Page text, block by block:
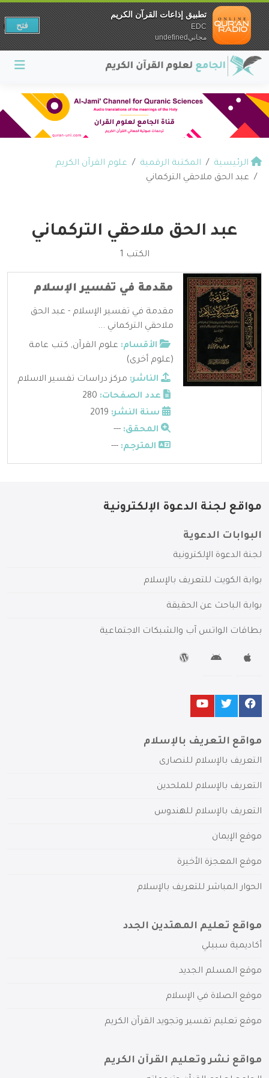
الرئيسية المكتبة الرقمية
علوم القرآن الكريم
عبد الحق ملاحقي التركماني
عبد الحق ملاحقي التركماني
الكتب 1
مقدمة في تفسير الإسلام
مقدمة في تفسير الإسلام - عبد الحق
ملاحقي التركماني ...
الأقسام: علوم القرآن, كتب عامة
(علوم أخرى)
الناشر: مركز دراسات تفسير الاسلام
عدد الصفحات:
سنة النشر:
المحقق: ---
المترجم: ---
مواقع لجنة الدعوة الإلكترونية
البوابات الدعوية
لجنة الدعوة الإلكترونية
بوابة الكويت للتعريف بالإسلام
بوابة الباحث عن الحقيقة
بطاقات الواتس آب والشبكات الاجتماعية
مواقع التعريف بالإسلام
التعريف بالإسلام للنصارى
التعريف بالإسلام للملحدين
التعريف بالإسلام للهندوس
موقع الإيمان
موقع المعجزة الأخيرة
الحوار المباشر للتعريف بالإسلام
مواقع تعليم المهتدين الجدد
أكاديمية سبيلي
موقع المسلم الجديد
موقع الصلاة في الإسلام
موقع تعليم تفسير وتجويد القرآن الكريم
مواقع نشر وتعليم القرآن الكريم
تطبيق إذاعات القرآن الكريم
EDC
مجانيundefined
فتح